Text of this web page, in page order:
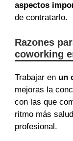
aspectos
de contratarlo.
Razones
coworking
Trabajar en un
mejoras la
con las que
ritmo más
profesional.